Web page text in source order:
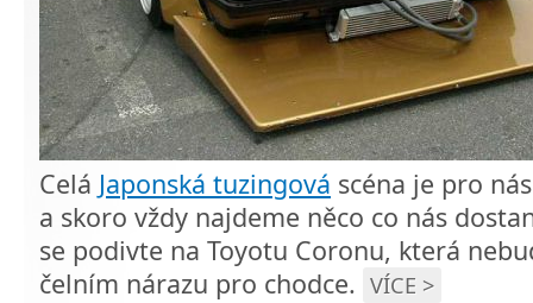
Celá Japonská tuzingová scéna je pro
a skoro vždy najdeme něco co nás
se podivte na Toyotu Coronu, která
čelním nárazu pro chodce. VÍCE >